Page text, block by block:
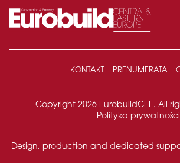
KONTAKT PRENUMERATA
Copyright 2026 EurobuildCEE. All
Polityka prywatności
Design, production and dedicated